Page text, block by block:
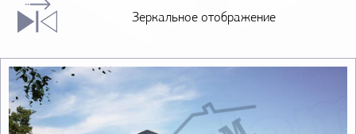
Зеркальное отображение